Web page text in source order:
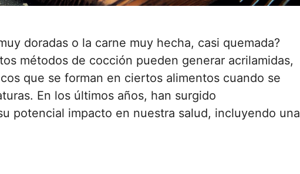
doradas o la carne muy hecha, casi quemada?
métodos de cocción pueden generar acrilamidas,
que se forman en ciertos alimentos cuando se
En los últimos años, han surgido
potencial impacto en nuestra salud, incluyendo una